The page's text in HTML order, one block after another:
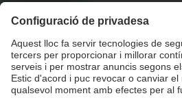
Llista Xarxes Socials